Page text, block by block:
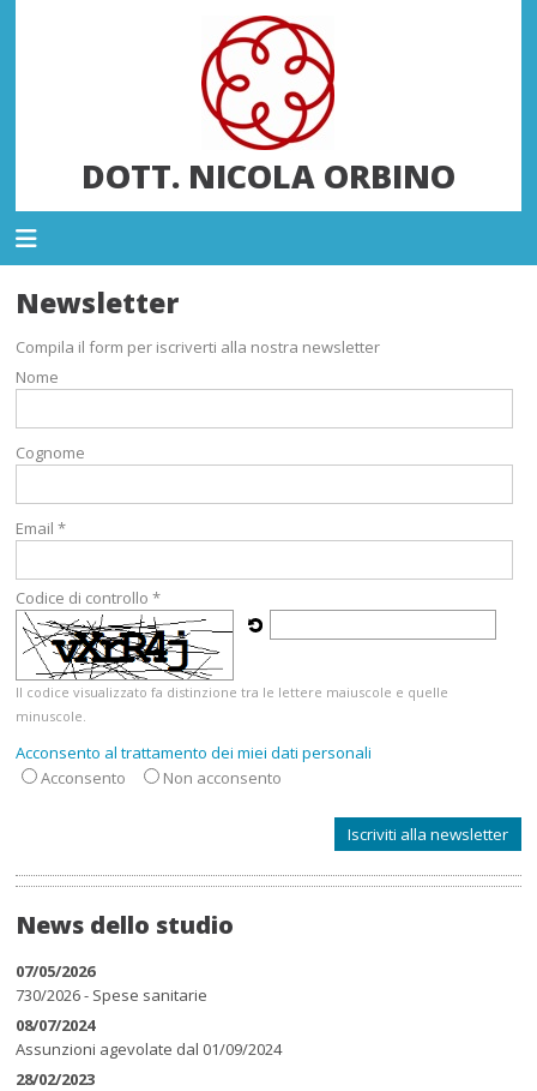
DOTT. NICOLA ORBINO
Newsletter
Compila il form per iscriverti alla nostra newsletter
Nome
Cognome
Email *
Codice di controllo *
Il codice visualizzato fa distinzione tra le lettere maiuscole e quelle
minuscole.
Acconsento al trattamento dei miei dati personali
Acconsento
Non acconsento
News dello studio
07/05/2026
730/2026 - Spese sanitarie
08/07/2024
Assunzioni agevolate dal 01/09/2024
28/02/2023